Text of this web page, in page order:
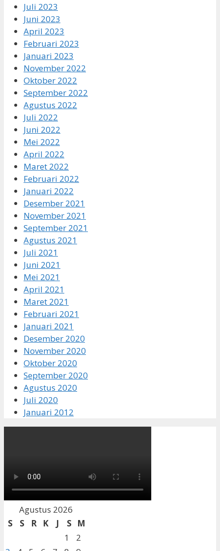
Juli 2023
Juni 2023
April 2023
Februari 2023
Januari 2023
November 2022
Oktober 2022
September 2022
Agustus 2022
Juli 2022
Juni 2022
Mei 2022
April 2022
Maret 2022
Februari 2022
Januari 2022
Desember 2021
November 2021
September 2021
Agustus 2021
Juli 2021
Juni 2021
Mei 2021
April 2021
Maret 2021
Februari 2021
Januari 2021
Desember 2020
November 2020
Oktober 2020
September 2020
Agustus 2020
Juli 2020
Januari 2012
Agustus 2026
S
S R K J S
M
1
2